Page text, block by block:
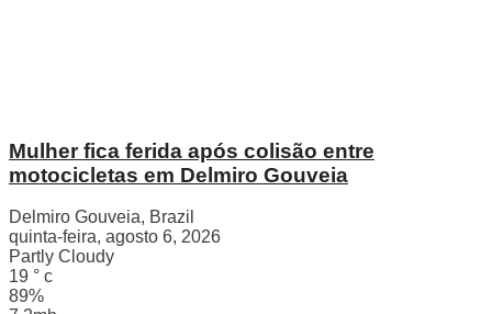
Mulher fica ferida após colisão entre
motocicletas em Delmiro Gouveia
Delmiro Gouveia, Brazil
quinta-feira, agosto 6, 2026
Partly Cloudy
19 ° c
89%